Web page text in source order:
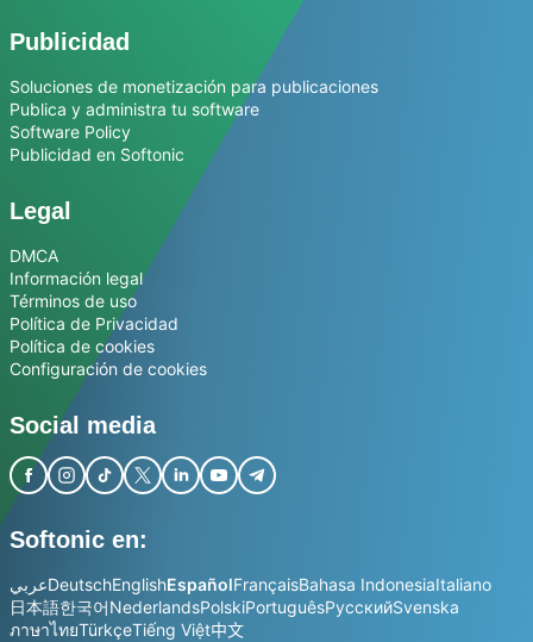
Publicidad
Soluciones de monetización para publicaciones
Publica y administra tu software
Software Policy
Publicidad en Softonic
Legal
DMCA
Información legal
Términos de uso
Política de Privacidad
Política de cookies
Configuración de cookies
Social media
Softonic en:
عربيDeutschEnglishEspañolFrançaisBahasa IndonesiaItaliano
日本語한국어NederlandsPolskiPortuguêsРусскийSvenska
ภาษาไทยTürkçeTiếng Việt中文